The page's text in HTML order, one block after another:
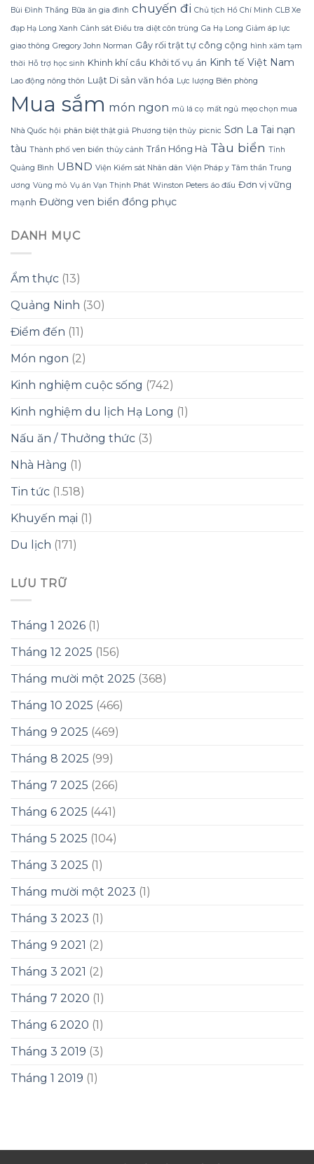
hình
không
phí
tiền?
Quyết
Sử
dụng
Sữa
Tắm
Gội
Homespa
Bùi Đình Thắng Bữa ăn gia đình chuyến đi Chủ tịch Hồ Chí Minh CLB Xe
đạp Hạ Long Xanh Cảnh sát Điều tra diệt côn trùng Ga Hạ Long Giảm áp lực
giao thông Gregory John Norman Gây rối trật tự công cộng hình xăm tạm
thời Hỗ trợ học sinh Khinh khí cầu Khởi tố vụ án Kinh tế Việt Nam
Lao động nông thôn Luật Di sản văn hóa Lực lượng Biên phòng
Mua sắm món ngon mũ lá cọ mất ngủ mẹo chọn mua
Nhà Quốc hội phân biệt thật giả Phương tiện thủy picnic Sơn La Tai nạn
tàu Thành phố ven biển thủy cảnh Trần Hồng Hà Tàu biển Tỉnh
Quảng Bình UBND Viện Kiểm sát Nhân dân Viện Pháp y Tâm thần Trung
ương Vùng mỏ Vụ án Vạn Thịnh Phát Winston Peters áo đấu Đơn vị vững
mạnh Đường ven biển đồng phục
DANH MỤC
Ẩm thực (13)
Quảng Ninh (30)
Điểm đến (11)
Món ngon (2)
Kinh nghiệm cuộc sống (742)
Kinh nghiệm du lịch Hạ Long (1)
Nấu ăn / Thưởng thức (3)
Nhà Hàng (1)
Tin tức (1.518)
Khuyến mại (1)
Du lịch (171)
LƯU TRỮ
Tháng 1 2026 (1)
Tháng 12 2025 (156)
Tháng mười một 2025 (368)
Tháng 10 2025 (466)
Tháng 9 2025 (469)
Tháng 8 2025 (99)
Tháng 7 2025 (266)
Tháng 6 2025 (441)
Tháng 5 2025 (104)
Tháng 3 2025 (1)
Tháng mười một 2023 (1)
Tháng 3 2023 (1)
Tháng 9 2021 (2)
Tháng 3 2021 (2)
Tháng 7 2020 (1)
Tháng 6 2020 (1)
Tháng 3 2019 (3)
Tháng 1 2019 (1)